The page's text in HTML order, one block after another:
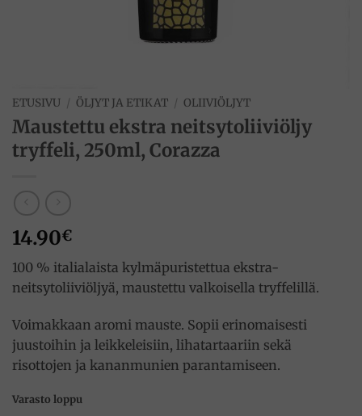
ETUSIVU / ÖLJYT JA ETIKAT / OLIIVIÖLJYT
Maustettu ekstra neitsytoliiviöljy
tryffeli, 250ml, Corazza
14.90€
100 % italialaista kylmäpuristettua ekstra-
neitsytoliiviöljyä, maustettu valkoisella tryffelillä.
Voimakkaan aromi mauste. Sopii erinomaisesti
juustoihin ja leikkeleisiin, lihatartaariin sekä
risottojen ja kananmunien parantamiseen.
Varasto loppu